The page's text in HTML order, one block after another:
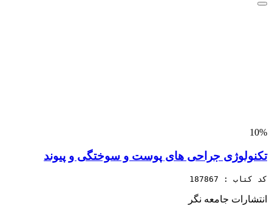
10%
تکنولوژی جراحی های پوست و سوختگی و پیوند
کد کتاب : 187867
انتشارات جامعه نگر